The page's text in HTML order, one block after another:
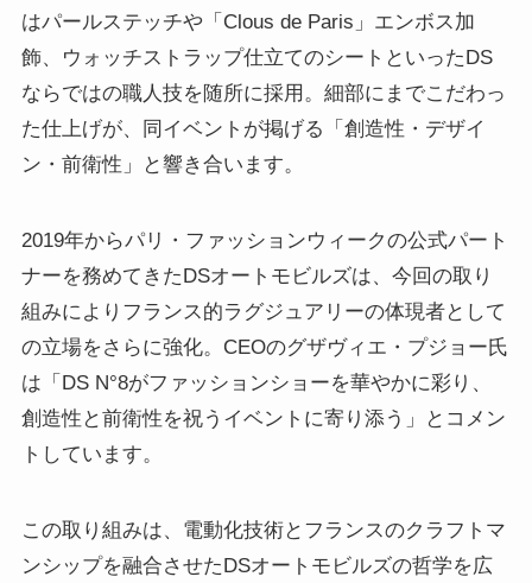
はパールステッチや「Clous de Paris」エンボス加
飾、ウォッチストラップ仕立てのシートといったDS
ならではの職人技を随所に採用。細部にまでこだわっ
た仕上げが、同イベントが掲げる「創造性・デザイ
ン・前衛性」と響き合います。
2019年からパリ・ファッションウィークの公式パート
ナーを務めてきたDSオートモビルズは、今回の取り
組みによりフランス的ラグジュアリーの体現者として
の立場をさらに強化。CEOのグザヴィエ・プジョー氏
は「DS N°8がファッションショーを華やかに彩り、
創造性と前衛性を祝うイベントに寄り添う」とコメン
トしています。
この取り組みは、電動化技術とフランスのクラフトマ
ンシップを融合させたDSオートモビルズの哲学を広